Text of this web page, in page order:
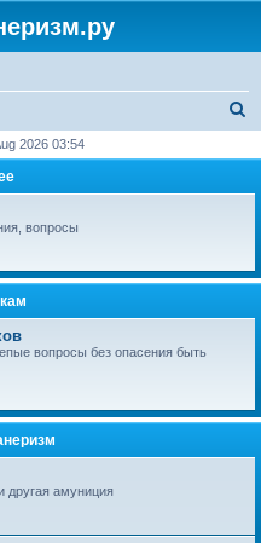
r
2026 03:54
вопросы
вопросы без опасения быть
другая амуниция